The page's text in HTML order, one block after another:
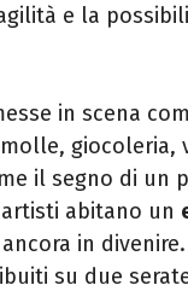
e la
in scena
giocoleria,
il segno di un
abitano un
in
su due